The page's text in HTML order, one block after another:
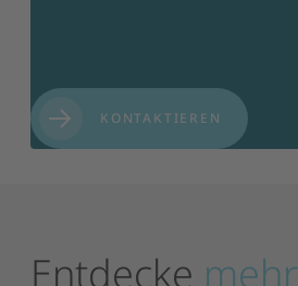
KONTAKTIEREN